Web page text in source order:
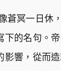
蒼冥一日休
下的名句。
影響，從而